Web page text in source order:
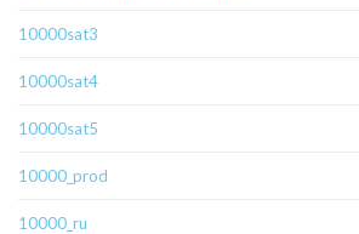
10000sat3
10000sat4
10000sat5
10000_prod
10000_ru